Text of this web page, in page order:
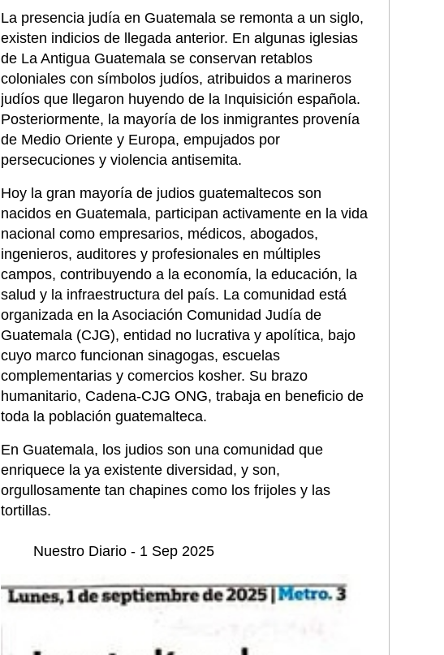
La presencia judía en Guatemala se remonta a un siglo,
existen indicios de llegada anterior. En algunas iglesias
de La Antigua Guatemala se conservan retablos
coloniales con símbolos judíos, atribuidos a marineros
judíos que llegaron huyendo de la Inquisición española.
Posteriormente, la mayoría de los inmigrantes provenía
de Medio Oriente y Europa, empujados por
persecuciones y violencia antisemita.
Hoy la gran mayoría de judios guatemaltecos son
nacidos en Guatemala, participan activamente en la vida
nacional como empresarios, médicos, abogados,
ingenieros, auditores y profesionales en múltiples
campos, contribuyendo a la economía, la educación, la
salud y la infraestructura del país. La comunidad está
organizada en la Asociación Comunidad Judía de
Guatemala (CJG), entidad no lucrativa y apolítica, bajo
cuyo marco funcionan sinagogas, escuelas
complementarias y comercios kosher. Su brazo
humanitario, Cadena-CJG ONG, trabaja en beneficio de
toda la población guatemalteca.
En Guatemala, los judios son una comunidad que
enriquece la ya existente diversidad, y son,
orgullosamente tan chapines como los frijoles y las
tortillas.
	Nuestro Diario - 1 Sep 2025